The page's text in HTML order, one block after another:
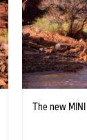
The new